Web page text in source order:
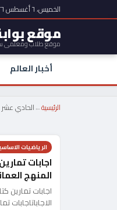
الخميس، ٦ أغسطس ٢٠٢٦
موقع
موقع طلاب ومعلمي
أخبار العالم
الرئيسية←الحادي عشر
الرياضيات
اجابات
المنهج
اجابات تمارين
الاجاباتاجابات